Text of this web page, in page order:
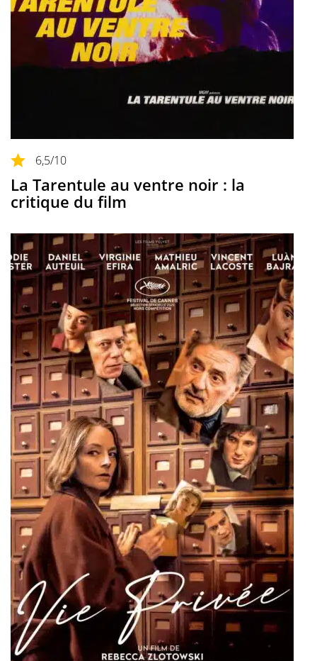
6,5/10
La Tarentule au ventre noir : la
critique du film